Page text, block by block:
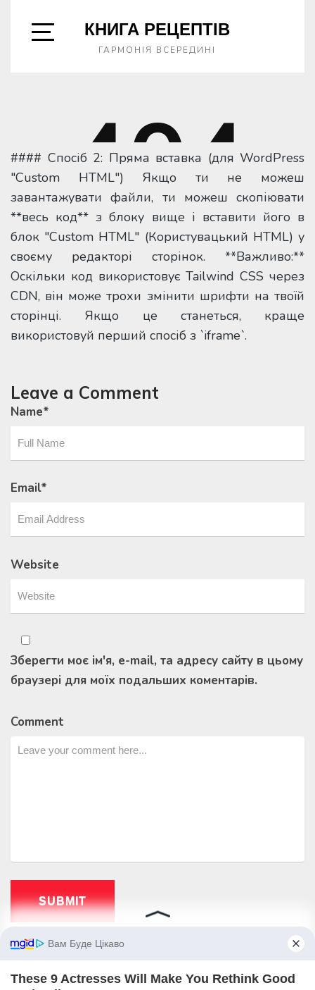
#### Спосіб 2: Пряма вставка (для WordPress
"Custom HTML") Якщо ти не можеш
завантажувати файли, ти можеш скопіювати
**весь код** з блоку вище і вставити його в
блок "Custom HTML" (Користувацький HTML) у
своєму редакторі сторінок. **Важливо:**
Оскільки код використовує Tailwind CSS через
CDN, він може трохи змінити шрифти на твоїй
сторінці. Якщо це станеться, краще
використовуй перший спосіб з `iframe`.
Leave a Comment
Name*
Email*
Website
Зберегти моє ім'я, e-mail, та адресу сайту в цьому
браузері для моїх подальших коментарів.
Comment